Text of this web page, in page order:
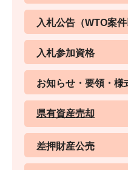
入札公告（WTO案
入札参加資格
お知らせ・要領・様
県有資産売却
差押財産公売